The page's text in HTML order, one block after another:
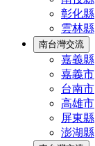
彰化縣
雲林縣
南台灣交流
嘉義縣
嘉義市
台南市
高雄市
屏東縣
澎湖縣